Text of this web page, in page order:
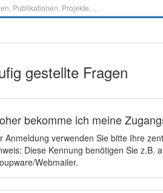
gestellte Fragen
bekomme ich meine
Anmeldung verwenden Sie bitte Ihre
Diese Kennung benötigen Sie z.B.
Webmailer.